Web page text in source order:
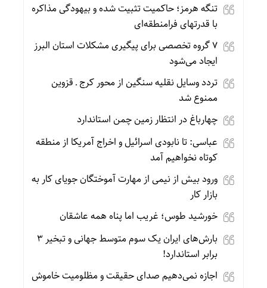
تنگه هرمز؛ حاکمیت تثبیت شده و بیهودگی مذاکره
با قدرتهای فرامنطقه‌ای
۷ گروه تخصصی برای پیگیری مشکلات استان البرز
ایجاد می‌شود
تردد وسایل نقلیه سنگین از ‌محور کرج ـ قزوین
ممنوع شد
چهارباغ در انتظار زمین چمن استاندارد
عباسی: تا نابودی اسرائیل و اخراج آمریکا از منطقه
کوتاه نخواهیم آمد
ورود بیش از نیمی از مهارت آموختگان جویای کار به
بازار کار
خورشید طوس؛ غریب اما پناه همه عاشقان
بارش‌های ایران یک سوم متوسط جهانی و تبخیر ۳
برابر استاندارد!
اجازه نمی‌دهیم صدای حقیقت و مظلومیت خاموش